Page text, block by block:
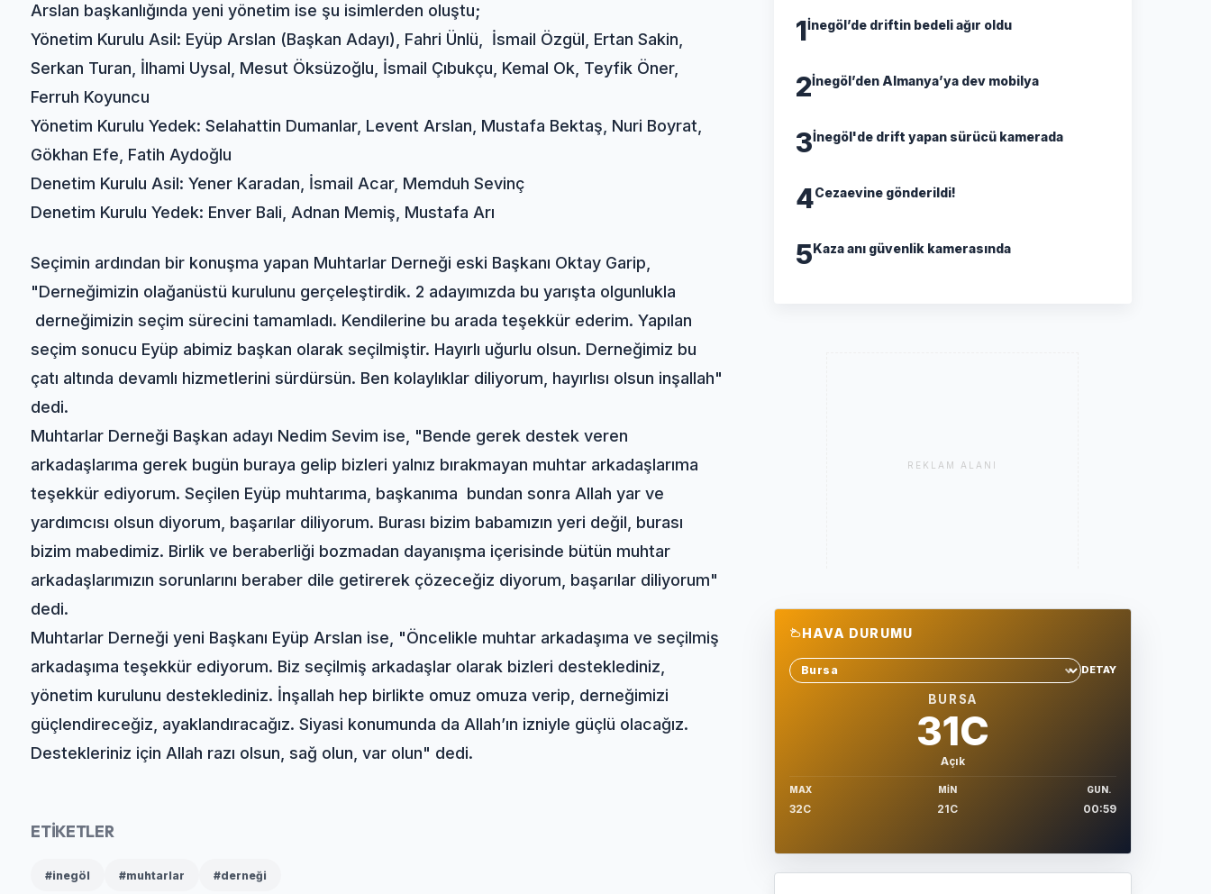
Arslan başkanlığında yeni yönetim ise şu isimlerden oluştu;
Yönetim Kurulu Asil: Eyüp Arslan (Başkan Adayı), Fahri Ünlü, İsmail Özgül, Ertan Sakin,
Serkan Turan, İlhami Uysal, Mesut Öksüzoğlu, İsmail Çıbukçu, Kemal Ok, Teyfik Öner,
Ferruh Koyuncu
Yönetim Kurulu Yedek: Selahattin Dumanlar, Levent Arslan, Mustafa Bektaş, Nuri Boyrat,
Gökhan Efe, Fatih Aydoğlu
Denetim Kurulu Asil: Yener Karadan, İsmail Acar, Memduh Sevinç
Denetim Kurulu Yedek: Enver Bali, Adnan Memiş, Mustafa Arı
Seçimin ardından bir konuşma yapan Muhtarlar Derneği eski Başkanı Oktay Garip,
"Derneğimizin olağanüstü kurulunu gerçeleştirdik. 2 adayımızda bu yarışta olgunlukla
derneğimizin seçim sürecini tamamladı. Kendilerine bu arada teşekkür ederim. Yapılan
seçim sonucu Eyüp abimiz başkan olarak seçilmiştir. Hayırlı uğurlu olsun. Derneğimiz bu
çatı altında devamlı hizmetlerini sürdürsün. Ben kolaylıklar diliyorum, hayırlısı olsun inşallah"
dedi.
Muhtarlar Derneği Başkan adayı Nedim Sevim ise, "Bende gerek destek veren
arkadaşlarıma gerek bugün buraya gelip bizleri yalnız bırakmayan muhtar arkadaşlarıma
teşekkür ediyorum. Seçilen Eyüp muhtarıma, başkanıma bundan sonra Allah yar ve
yardımcısı olsun diyorum, başarılar diliyorum. Burası bizim babamızın yeri değil, burası
bizim mabedimiz. Birlik ve beraberliği bozmadan dayanışma içerisinde bütün muhtar
arkadaşlarımızın sorunlarını beraber dile getirerek çözeceğiz diyorum, başarılar diliyorum"
dedi.
Muhtarlar Derneği yeni Başkanı Eyüp Arslan ise, "Öncelikle muhtar arkadaşıma ve seçilmiş
arkadaşıma teşekkür ediyorum. Biz seçilmiş arkadaşlar olarak bizleri desteklediniz,
yönetim kurulunu desteklediniz. İnşallah hep birlikte omuz omuza verip, derneğimizi
güçlendireceğiz, ayaklandıracağız. Siyasi konumunda da Allah’ın izniyle güçlü olacağız.
Destekleriniz için Allah razı olsun, sağ olun, var olun" dedi.
ETİKETLER
#inegöl #muhtarlar #derneği
1İnegöl’de driftin bedeli ağır oldu
2İnegöl’den Almanya’ya dev mobilya
3İnegöl'de drift yapan sürücü kamerada
4Cezaevine gönderildi!
5Kaza anı güvenlik kamerasında
REKLAM ALANI
HAVA DURUMU
Sehir sec
DETAY
BURSA
31C
Açık
MAX
32C
MIN
21C
GUN.
00:59